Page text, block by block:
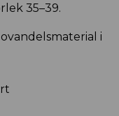
35–39.
i